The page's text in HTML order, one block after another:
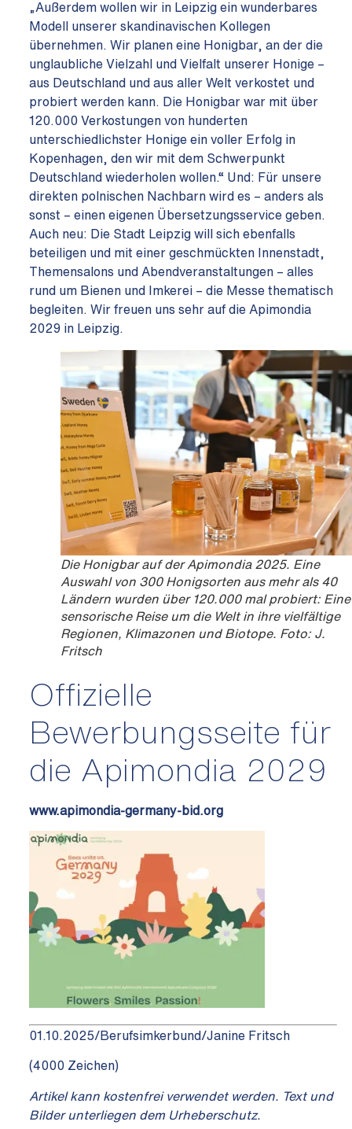
„Außerdem wollen wir in Leipzig ein wunderbares
Modell unserer skandinavischen Kollegen
übernehmen. Wir planen eine Honigbar, an der die
unglaubliche Vielzahl und Vielfalt unserer Honige –
aus Deutschland und aus aller Welt verkostet und
probiert werden kann. Die Honigbar war mit über
120.000 Verkostungen von hunderten
unterschiedlichster Honige ein voller Erfolg in
Kopenhagen, den wir mit dem Schwerpunkt
Deutschland wiederholen wollen.“ Und: Für unsere
direkten polnischen Nachbarn wird es – anders als
sonst – einen eigenen Übersetzungsservice geben.
Auch neu: Die Stadt Leipzig will sich ebenfalls
beteiligen und mit einer geschmückten Innenstadt,
Themensalons und Abendveranstaltungen – alles
rund um Bienen und Imkerei – die Messe thematisch
begleiten. Wir freuen uns sehr auf die Apimondia
2029 in Leipzig.
Die Honigbar auf der Apimondia 2025. Eine
Auswahl von 300 Honigsorten aus mehr als 40
Ländern wurden über 120.000 mal probiert: Eine
sensorische Reise um die Welt in ihre vielfältige
Regionen, Klimazonen und Biotope. Foto: J.
Fritsch
Offizielle
Bewerbungsseite für
die Apimondia 2029
www.apimondia-germany-bid.org
01.10.2025/Berufsimkerbund/Janine Fritsch
(4000 Zeichen)
Artikel kann kostenfrei verwendet werden. Text und
Bilder unterliegen dem Urheberschutz.